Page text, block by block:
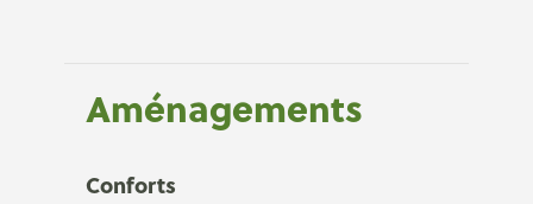
Aménagements
Conforts